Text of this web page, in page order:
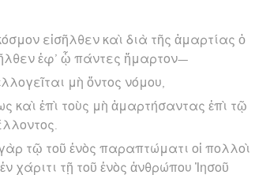
εἰσῆλθεν καὶ διὰ τῆς ἁμαρτίας ὁ
ἐφ’ ᾧ πάντες ἥμαρτον—
μὴ ὄντος νόμου,
ἐπὶ τοὺς μὴ ἁμαρτήσαντας ἐπὶ τῷ
τῷ τοῦ ἑνὸς παραπτώματι οἱ πολλοὶ
τῇ τοῦ ἑνὸς ἀνθρώπου Ἰησοῦ